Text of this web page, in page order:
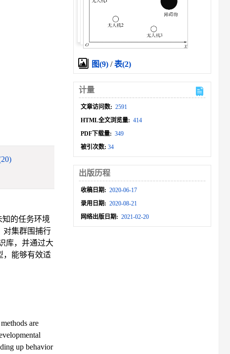
的任务环境
对集群围捕行
库，并通过大
，能够有效适
are
up behavior
图(9) /表(2)
计量
文章访问数: 2591
HTML全文浏览量: 414
PDF下载量: 349
被引次数:34
出版历程
收稿日期: 2020-06-17
录用日期: 2020-08-21
网络出版日期: 2021-02-20